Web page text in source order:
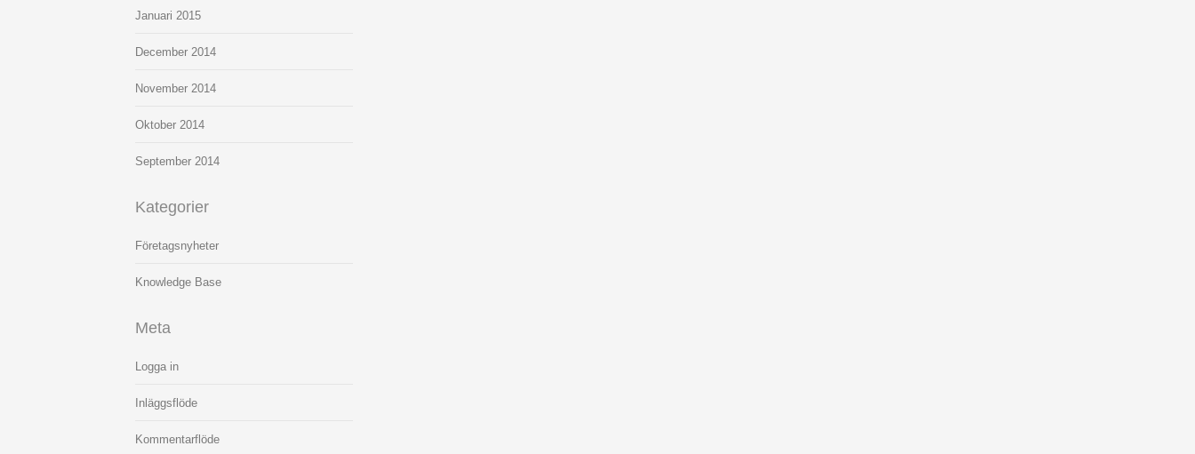
Januari 2015
December 2014
November 2014
Oktober 2014
September 2014
Kategorier
Företagsnyheter
Knowledge Base
Meta
Logga in
Inläggsflöde
Kommentarflöde